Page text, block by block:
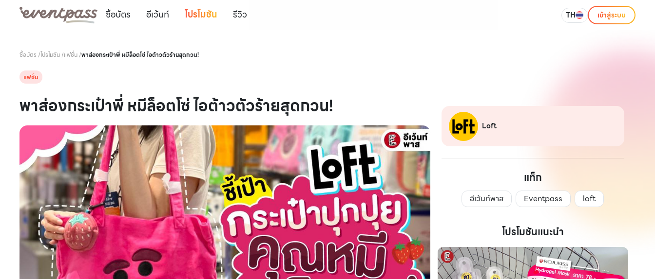
ซื้อบัตร อีเว้นท์ โปรโมชัน รีวิว TH เข้าสู่ระบบ
ซื้อบัตร /โปรโมชัน/แฟชั่น/พาส่องกระเป๋าพี่ หมีล็อตโซ่ ไอต้าวตัวร้ายสุดกวน!
แฟชั่น
พาส่องกระเป๋าพี่ หมีล็อตโซ่ ไอต้าวตัวร้ายสุดกวน!
Loft
แท็ก
อีเว้นท์พาส Eventpass loft
โปรโมชันแนะนำ